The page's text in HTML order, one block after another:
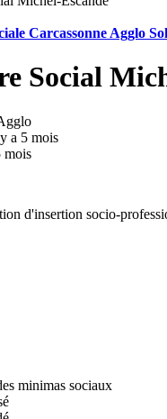
Carcassonne Agglo
Social
a 5 mois
mois
d'insertion socio-
minimas sociaux